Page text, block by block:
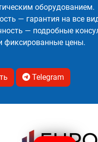
оборудованием.
— гарантия на все
— подробные
фиксированные цены.
Telegram